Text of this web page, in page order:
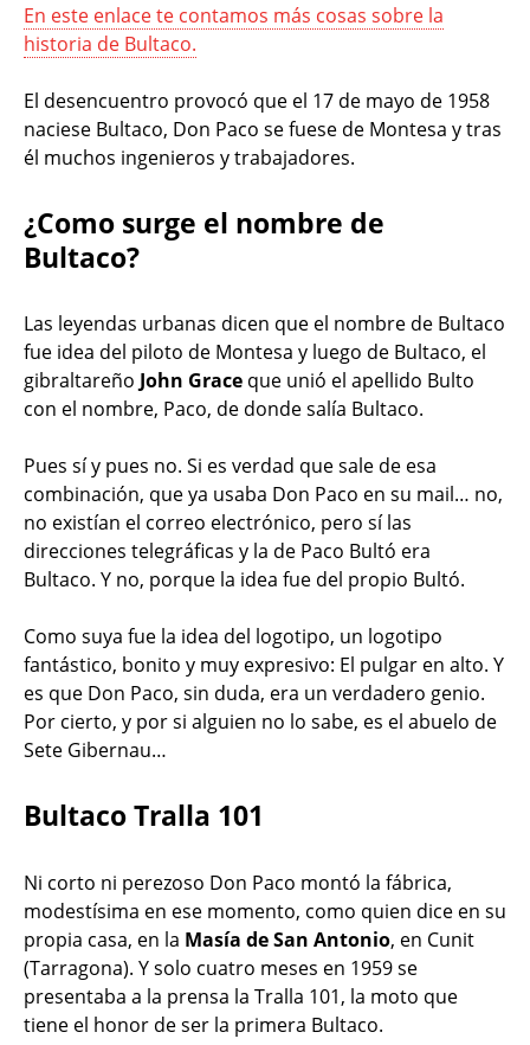
En este enlace te contamos más cosas sobre la
historia de Bultaco.
El desencuentro provocó que el 17 de mayo de 1958
naciese Bultaco, Don Paco se fuese de Montesa y tras
él muchos ingenieros y trabajadores.
¿Como surge el nombre de
Bultaco?
Las leyendas urbanas dicen que el nombre de Bultaco
fue idea del piloto de Montesa y luego de Bultaco, el
gibraltareño John Grace que unió el apellido Bulto
con el nombre, Paco, de donde salía Bultaco.
Pues sí y pues no. Si es verdad que sale de esa
combinación, que ya usaba Don Paco en su mail… no,
no existían el correo electrónico, pero sí las
direcciones telegráficas y la de Paco Bultó era
Bultaco. Y no, porque la idea fue del propio Bultó.
Como suya fue la idea del logotipo, un logotipo
fantástico, bonito y muy expresivo: El pulgar en alto. Y
es que Don Paco, sin duda, era un verdadero genio.
Por cierto, y por si alguien no lo sabe, es el abuelo de
Sete Gibernau…
Bultaco Tralla 101
Ni corto ni perezoso Don Paco montó la fábrica,
modestísima en ese momento, como quien dice en su
propia casa, en la Masía de San Antonio, en Cunit
(Tarragona). Y solo cuatro meses en 1959 se
presentaba a la prensa la Tralla 101, la moto que
tiene el honor de ser la primera Bultaco.